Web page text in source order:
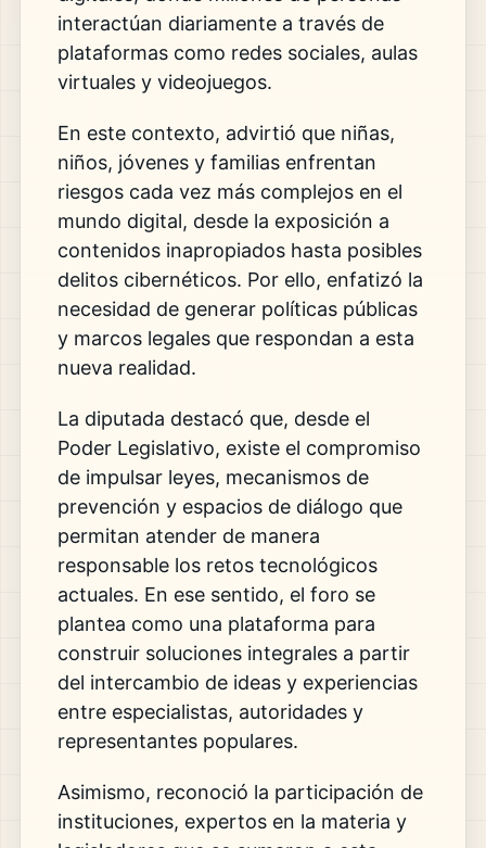
interactúan diariamente a través de
plataformas como redes sociales, aulas
virtuales y videojuegos.
En este contexto, advirtió que niñas,
niños, jóvenes y familias enfrentan
riesgos cada vez más complejos en el
mundo digital, desde la exposición a
contenidos inapropiados hasta posibles
delitos cibernéticos. Por ello, enfatizó la
necesidad de generar políticas públicas
y marcos legales que respondan a esta
nueva realidad.
La diputada destacó que, desde el
Poder Legislativo, existe el compromiso
de impulsar leyes, mecanismos de
prevención y espacios de diálogo que
permitan atender de manera
responsable los retos tecnológicos
actuales. En ese sentido, el foro se
plantea como una plataforma para
construir soluciones integrales a partir
del intercambio de ideas y experiencias
entre especialistas, autoridades y
representantes populares.
Asimismo, reconoció la participación de
instituciones, expertos en la materia y